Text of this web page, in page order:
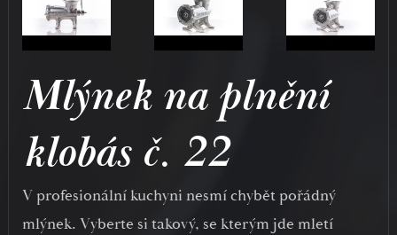
Mlýnek na plnění
klobás č. 22
V profesionální kuchyni nesmí chybět pořádný
mlýnek. Vyberte si takový, se kterým jde mletí